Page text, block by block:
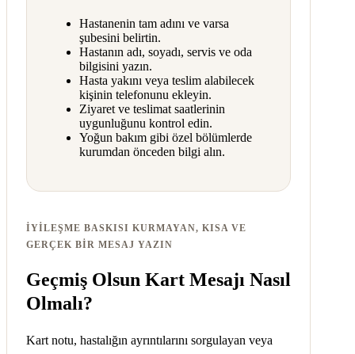
Hastanenin tam adını ve varsa
şubesini belirtin.
Hastanın adı, soyadı, servis ve oda
bilgisini yazın.
Hasta yakını veya teslim alabilecek
kişinin telefonunu ekleyin.
Ziyaret ve teslimat saatlerinin
uygunluğunu kontrol edin.
Yoğun bakım gibi özel bölümlerde
kurumdan önceden bilgi alın.
İYILEŞME BASKISI KURMAYAN, KISA VE
GERÇEK BIR MESAJ YAZIN
Geçmiş Olsun Kart Mesajı Nasıl
Olmalı?
Kart notu, hastalığın ayrıntılarını sorgulayan veya